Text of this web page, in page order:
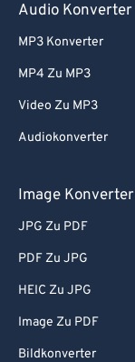
Audio Konverter
MP3 Konverter
MP4 Zu MP3
Video Zu MP3
Audiokonverter
Image Konverter
JPG Zu PDF
PDF Zu JPG
HEIC Zu JPG
Image Zu PDF
Bildkonverter